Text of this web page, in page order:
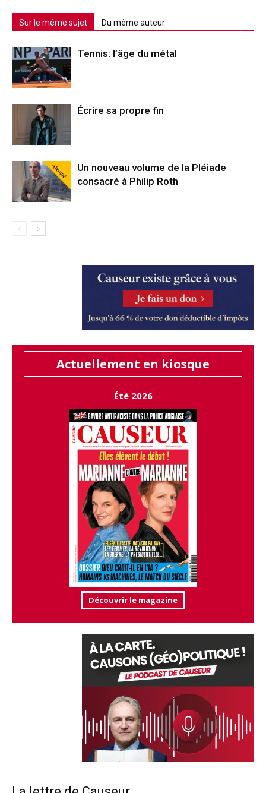
Sur le même sujet Du même auteur
Tennis: l’âge du métal
Écrire sa propre fin
Abonné
Un nouveau volume de la Pléiade
consacré à Philip Roth
Actuellement en kiosque
Été 2026
Découvrir le magazine